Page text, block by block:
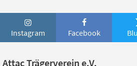
Instagram Facebook
Attac Trägerverein e.V.